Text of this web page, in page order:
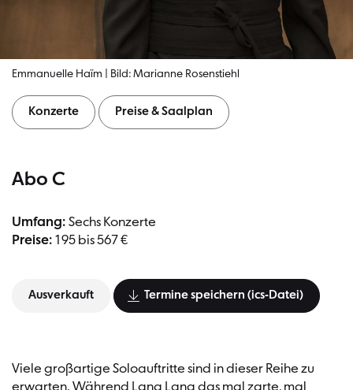
Emmanuelle Haïm | Bild: Marianne Rosenstiehl
Konzerte Preise & Saalplan
Abo C
Umfang: Sechs Konzerte
Preise: 195 bis 567 €
Ausverkauft Termine speichern (ics-Datei)
Viele großartige Soloauftritte sind in dieser Reihe zu